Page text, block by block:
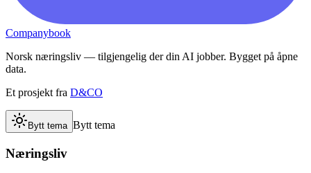
Companybook
Norsk næringsliv — tilgjengelig der din AI jobber. Bygget på åpne
data.
Et prosjekt fra D&CO
Bytt tema Bytt tema
Næringsliv